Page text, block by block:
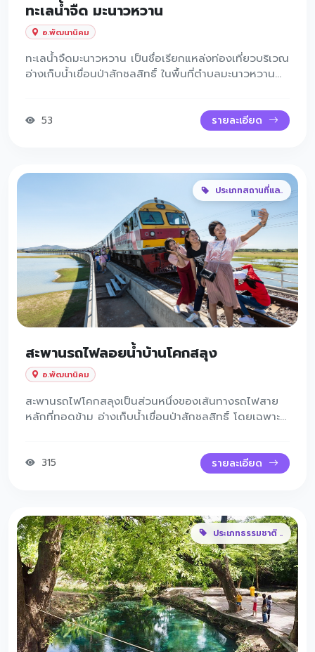
ทะเลน้ำจืด มะนาวหวาน
อ.พัฒนานิคม
ทะเลน้ำจืดมะนาวหวาน เป็นชื่อเรียกแหล่งท่องเที่ยวบริเวณ
อ่างเก็บน้ำเขื่อนป่าสักชลสิทธิ์ ในพื้นที่ตำบลมะนาวหวาน
53 รายละเอียด
ประเภทสถานที่แล..
สะพานรถไฟลอยน้ำบ้านโคกสลุง
อ.พัฒนานิคม
สะพานรถไฟโคกสลุงเป็นส่วนหนึ่งของเส้นทางรถไฟสาย
หลักที่ทอดข้าม อ่างเก็บน้ำเขื่อนป่าสักชลสิทธิ์ โดยเฉพาะ
อยู่เหนือผืนน้ำ จึงได้รับการขนานนามว่าเป็น “สะพานรถไฟ
ลอยน้ำ” หรือ “floating railway bridge” ที่กลายเป็นจุด
315 รายละเอียด
ประเภทธรรมชาติ ..